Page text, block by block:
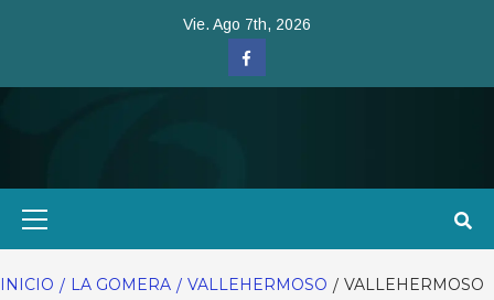
Vie. Ago 7th, 2026
Facebook
INICIO LA GOMERA VALLEHERMOSO
VALLEHERMOSO